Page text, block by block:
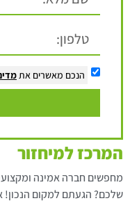
הנכם מאשרים את
המרכז למיחזור
מחפשים חברה אמינה
שלכם? הגעתם למקום הנכון!